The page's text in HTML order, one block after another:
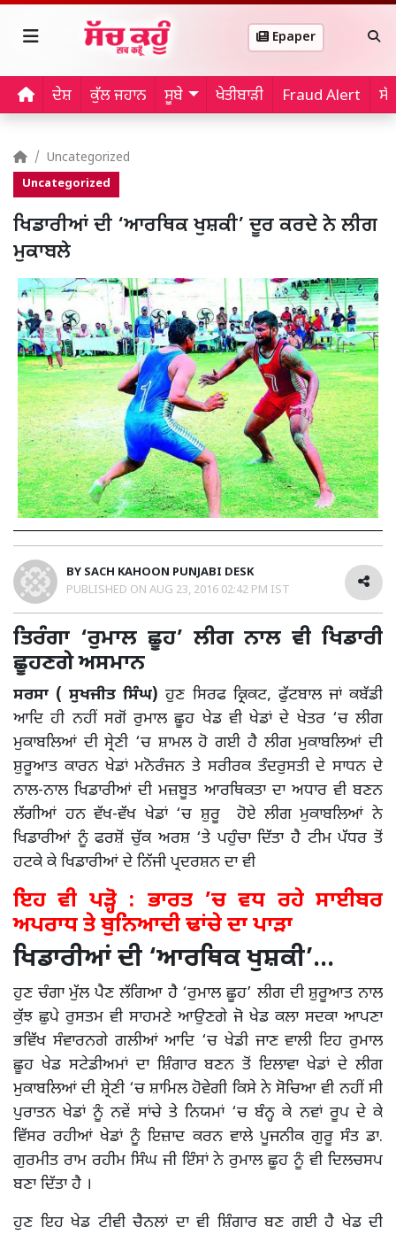
Epaper
ਦੇਸ਼ ਕੁੱਲ ਜਹਾਨ ਸੂਬੇ ਖੇਤੀਬਾੜੀ Fraud Alert
Uncategorized
Uncategorized
ਖਿਡਾਰੀਆਂ ਦੀ ‘ਆਰਥਿਕ ਖੁਸ਼ਕੀ’ ਦੂਰ ਕਰਦੇ ਨੇ ਲੀਗ
ਮੁਕਾਬਲੇ
BY SACH KAHOON PUNJABI DESK
PUBLISHED ON AUG 23, 2016 02:42 PM IST
ਤਿਰੰਗਾ ‘ਰੁਮਾਲ ਛੂਹ’ ਲੀਗ ਨਾਲ ਵੀ ਖਿਡਾਰੀ
ਛੂਹਣਗੇ ਅਸਮਾਨ
ਸਰਸਾ ( ਸੁਖਜੀਤ ਸਿੰਘ)ਹੁਣ ਸਿਰਫ ਕ੍ਰਿਕਟ, ਫੁੱਟਬਾਲ ਜਾਂ ਕਬੱਡੀ
ਆਦਿ ਹੀ ਨਹੀਂ ਸਗੋਂ ਰੁਮਾਲ ਛੂਹ ਖੇਡ ਵੀ ਖੇਡਾਂ ਦੇ ਖੇਤਰ ‘ਚ ਲੀਗ
ਮੁਕਾਬਲਿਆਂ ਦੀ ਸ੍ਰੇਣੀ ‘ਚ ਸ਼ਾਮਲ ਹੋ ਗਈ ਹੈ ਲੀਗ ਮੁਕਾਬਲਿਆਂ ਦੀ
ਸ਼ੁਰੂਆਤ ਕਾਰਨ ਖੇਡਾਂ ਮਨੋਰੰਜਨ ਤੇ ਸਰੀਰਕ ਤੰਦਰੁਸਤੀ ਦੇ ਸਾਧਨ ਦੇ
ਨਾਲ-ਨਾਲ ਖਿਡਾਰੀਆਂ ਦੀ ਮਜ਼ਬੂਤ ਆਰਥਿਕਤਾ ਦਾ ਅਧਾਰ ਵੀ ਬਣਨ
ਲੱਗੀਆਂ ਹਨ ਵੱਖ-ਵੱਖ ਖੇਡਾਂ ‘ਚ ਸ਼ੁਰੂ ਹੋਏ ਲੀਗ ਮੁਕਾਬਲਿਆਂ ਨੇ
ਖਿਡਾਰੀਆਂ ਨੂੰ ਫਰਸ਼ੋਂ ਚੁੱਕ ਅਰਸ਼ ‘ਤੇ ਪਹੁੰਚਾ ਦਿੱਤਾ ਹੈ ਟੀਮ ਪੱਧਰ ਤੋਂ
ਹਟਕੇ ਕੇ ਖਿਡਾਰੀਆਂ ਦੇ ਨਿੱਜੀ ਪ੍ਰਦਰਸ਼ਨ ਦਾ ਵੀ
ਇਹ ਵੀ ਪੜ੍ਹੋ : ਭਾਰਤ ’ਚ ਵਧ ਰਹੇ ਸਾਈਬਰ
ਅਪਰਾਧ ਤੇ ਬੁਨਿਆਦੀ ਢਾਂਚੇ ਦਾ ਪਾੜਾ
ਖਿਡਾਰੀਆਂ ਦੀ ‘ਆਰਥਿਕ ਖੁਸ਼ਕੀ’…
ਹੁਣ ਚੰਗਾ ਮੁੱਲ ਪੈਣ ਲੱਗਿਆ ਹੈ ‘ਰੁਮਾਲ ਛੂਹ’ ਲੀਗ ਦੀ ਸ਼ੁਰੂਆਤ ਨਾਲ
ਕੁੱਝ ਛੁਪੇ ਰੁਸਤਮ ਵੀ ਸਾਹਮਣੇ ਆਉਣਗੇ ਜੋ ਖੇਡ ਕਲਾ ਸਦਕਾ ਆਪਣਾ
ਭਵਿੱਖ ਸੰਵਾਰਨਗੇ ਗਲੀਆਂ ਆਦਿ ‘ਚ ਖੇਡੀ ਜਾਣ ਵਾਲੀ ਇਹ ਰੁਮਾਲ
ਛੂਹ ਖੇਡ ਸਟੇਡੀਅਮਾਂ ਦਾ ਸ਼ਿੰਗਾਰ ਬਣਨ ਤੋਂ ਇਲਾਵਾ ਖੇਡਾਂ ਦੇ ਲੀਗ
ਮੁਕਾਬਲਿਆਂ ਦੀ ਸ਼੍ਰੇਣੀ ‘ਚ ਸ਼ਾਮਿਲ ਹੋਵੇਗੀ ਕਿਸੇ ਨੇ ਸੋਚਿਆ ਵੀ ਨਹੀਂ ਸੀ
ਪੁਰਾਤਨ ਖੇਡਾਂ ਨੂੰ ਨਵੇਂ ਸਾਂਚੇ ਤੇ ਨਿਯਮਾਂ ‘ਚ ਬੰਨ੍ਹ ਕੇ ਨਵਾਂ ਰੂਪ ਦੇ ਕੇ
ਵਿੱਸਰ ਰਹੀਆਂ ਖੇਡਾਂ ਨੂੰ ਇਜ਼ਾਦ ਕਰਨ ਵਾਲੇ ਪੂਜਨੀਕ ਗੁਰੂ ਸੰਤ ਡਾ.
ਗੁਰਮੀਤ ਰਾਮ ਰਹੀਮ ਸਿੰਘ ਜੀ ਇੰਸਾਂ ਨੇ ਰੁਮਾਲ ਛੂਹ ਨੂੰ ਵੀ ਦਿਲਚਸਪ
ਬਣਾ ਦਿੱਤਾ ਹੈ ।
ਹੁਣ ਇਹ ਖੇਡ ਟੀਵੀ ਚੈਨਲਾਂ ਦਾ ਵੀ ਸ਼ਿੰਗਾਰ ਬਣ ਗਈ ਹੈ ਖੇਡ ਦੀ